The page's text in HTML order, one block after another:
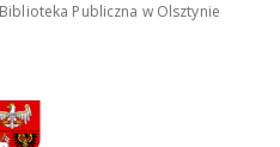
Publiczna w Olsztynie